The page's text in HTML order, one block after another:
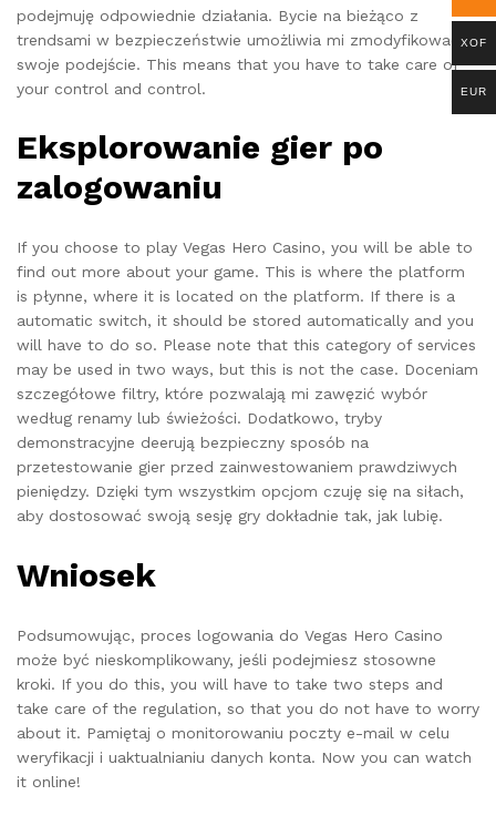
podejmuję odpowiednie działania. Bycie na bieżąco z
trendsami w bezpieczeństwie umożliwia mi zmodyfikować
swoje podejście. This means that you have to take care of
your control and control.
Eksplorowanie gier po
zalogowaniu
If you choose to play Vegas Hero Casino, you will be able to
find out more about your game. This is where the platform
is płynne, where it is located on the platform. If there is a
automatic switch, it should be stored automatically and you
will have to do so. Please note that this category of services
may be used in two ways, but this is not the case. Doceniam
szczegółowe filtry, które pozwalają mi zawęzić wybór
według renamy lub świeżości. Dodatkowo, tryby
demonstracyjne deerują bezpieczny sposób na
przetestowanie gier przed zainwestowaniem prawdziwych
pieniędzy. Dzięki tym wszystkim opcjom czuję się na siłach,
aby dostosować swoją sesję gry dokładnie tak, jak lubię.
Wniosek
Podsumowując, proces logowania do Vegas Hero Casino
może być nieskomplikowany, jeśli podejmiesz stosowne
kroki. If you do this, you will have to take two steps and
take care of the regulation, so that you do not have to worry
about it. Pamiętaj o monitorowaniu poczty e-mail w celu
weryfikacji i uaktualnianiu danych konta. Now you can watch
it online!
XOF
EUR